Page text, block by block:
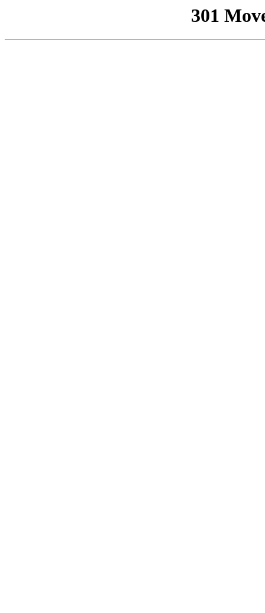
301